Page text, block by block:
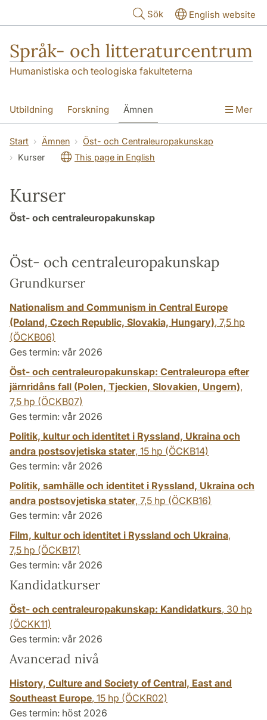
Sök English website
Språk- och litteraturcentrum
Humanistiska och teologiska fakulteterna
Utbildning Forskning Ämnen
SOL-husen Kontakt Institutionen
översättning till svenska
Mer
Start Ämnen
Öst- och Centraleuropakunskap
Kurser
This page in English
Kurser
Öst- och centraleuropakunskap
Öst- och centraleuropakunskap
Grundkurser
Nationalism and Communism in Central Europe
(Poland, Czech Republic, Slovakia, Hungary), 7,5 hp
(ÖCKB06)
Ges termin: vår 2026
Öst- och centraleuropakunskap: Centraleuropa efter
järnridåns fall (Polen, Tjeckien, Slovakien, Ungern),
7,5 hp (ÖCKB07)
Ges termin: vår 2026
Politik, kultur och identitet i Ryssland, Ukraina och
andra postsovjetiska stater, 15 hp (ÖCKB14)
Ges termin: vår 2026
Politik, samhälle och identitet i Ryssland, Ukraina och
andra postsovjetiska stater, 7,5 hp (ÖCKB16)
Ges termin: vår 2026
Film, kultur och identitet i Ryssland och Ukraina,
7,5 hp (ÖCKB17)
Ges termin: vår 2026
Kandidatkurser
Öst- och centraleuropakunskap: Kandidatkurs, 30 hp
(ÖCKK11)
Ges termin: vår 2026
Avancerad nivå
History, Culture and Society of Central, East and
Southeast Europe, 15 hp (ÖCKR02)
Ges termin: höst 2026